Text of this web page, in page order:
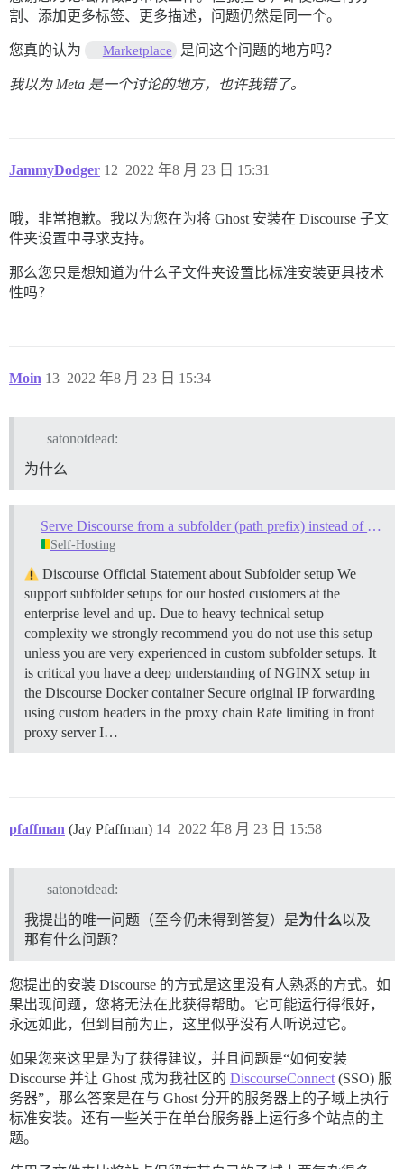
割、添加更多标签、更多描述，问题仍然是同一个。
您真的认为 Marketplace 是问这个问题的地方吗？
我以为 Meta 是一个讨论的地方，也许我错了。
JammyDodger 2022 年8 月 23 日 15:31
12
哦，非常抱歉。我以为您在为将 Ghost 安装在 Discourse 子文
件夹设置中寻求支持。
那么您只是想知道为什么子文件夹设置比标准安装更具技术
性吗？
Moin 2022 年8 月 23 日 15:34
13
satonotdead:
为什么
Serve Discourse from a subfolder (path prefix) instead of a subdomain
Self-Hosting
Discourse Official Statement about Subfolder setup We
support subfolder setups for our hosted customers at the
enterprise level and up. Due to heavy technical setup
complexity we strongly recommend you do not use this setup
unless you are very experienced in custom subfolder setups. It
is critical you have a deep understanding of NGINX setup in
the Discourse Docker container Secure original IP forwarding
using custom headers in the proxy chain Rate limiting in front
proxy server I…
pfaffman (Jay Pfaffman) 2022 年8 月 23 日 15:58
14
satonotdead:
我提出的唯一问题（至今仍未得到答复）是为什么以及
那有什么问题？
您提出的安装 Discourse 的方式是这里没有人熟悉的方式。如
果出现问题，您将无法在此获得帮助。它可能运行得很好，
永远如此，但到目前为止，这里似乎没有人听说过它。
如果您来这里是为了获得建议，并且问题是“如何安装
Discourse 并让 Ghost 成为我社区的 DiscourseConnect (SSO) 服
务器”，那么答案是在与 Ghost 分开的服务器上的子域上执行
标准安装。还有一些关于在单台服务器上运行多个站点的主
题。